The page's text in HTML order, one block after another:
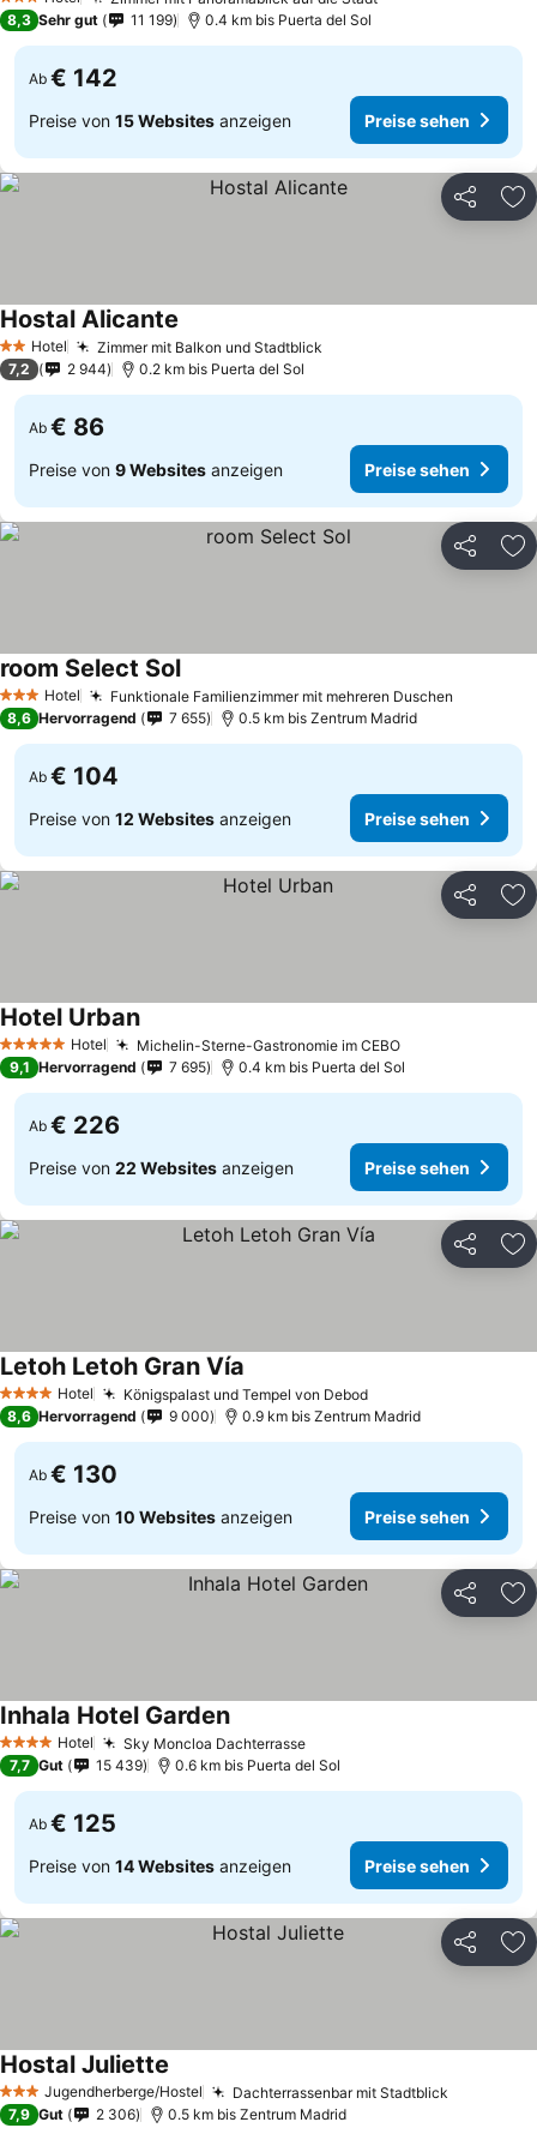
3 Sterne
8,3 Sehr gut 11 199 0.4 km bis Puerta del Sol
Ab € 142
Preise von 15 Websites anzeigen Preise sehen
Teilen
2 Sterne
Hotel Zimmer mit Balkon und Stadtblick
Hostal Alicante
7,2 2 944 0.2 km bis Puerta del Sol
Ab € 86
Preise von 9 Websites anzeigen Preise sehen
Teilen
3 SterneHotel Funktionale Familienzimmer mit mehreren Duschen
room Select SolPreise sehen
8,6 Hervorragend 7 655 0.5 km bis Zentrum Madrid
Ab € 104
Preise von 12 Websites anzeigen Preise sehen
Teilen
5 Sterne Hotel Michelin-Sterne-Gastronomie im CEBOPreise sehen
Hotel UrbanPreise sehen
9,1 Hervorragend 7 695 0.4 km bis Puerta del Sol
Ab € 226
Preise von 22 Websites anzeigen Preise sehen
Teilen
4 Sterne Hotel Königspalast und Tempel von DebodPreise sehen
Letoh Letoh Gran Vía
8,6 Hervorragend 9 000 0.9 km bis Zentrum Madrid
Ab € 130
Preise von 10 Websites anzeigen Preise sehen
Teilen
4 Sterne Hotel Sky Moncloa DachterrassePreise sehen
Inhala Hotel GardenPreise sehen
7,7 Gut 15 439 0.6 km bis Puerta del Sol
Ab € 125
Preise von 14 Websites anzeigen Preise sehen
Teilen
3 SterneJugendherberge/Hostel Dachterrassenbar mit Stadtblick
Hostal Juliette
7,9 Gut 2 306 0.5 km bis Zentrum Madrid